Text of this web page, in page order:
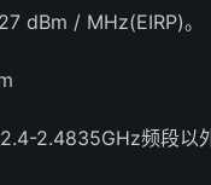
dBm / MHz(EIRP)。
2.4835GHz频段以